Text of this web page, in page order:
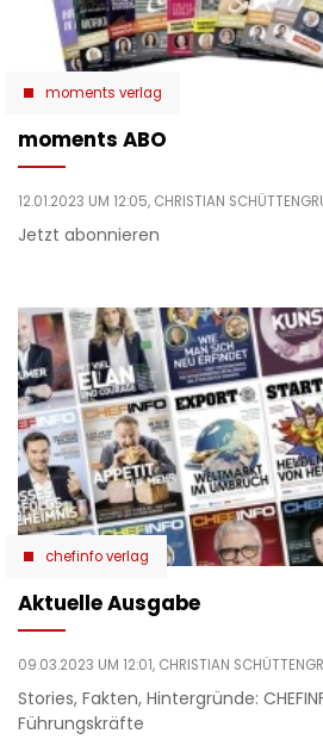
moments verlag
moments ABO
12.01.2023 UM 12:05, CHRISTIAN
Jetzt abonnieren
chefinfo verlag
Aktuelle Ausgabe
09.03.2023 UM 12:01, CHRISTIAN
Stories, Fakten, Hintergründe:
Führungskräfte